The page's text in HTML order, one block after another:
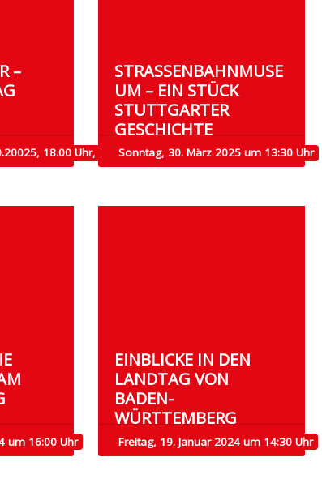
–
18.00 Uhr,
STRASSENBAHNMUSEU
M – EIN STÜCK S
TUTTGARTER G
ESCHICHTE
Sonntag, 30. März 2025 um 13:30 Uhr
um 16:00 Uhr
EINBLICKE IN DEN
LANDTAG VON
BADEN-
WÜRTTEMBERG
Freitag, 19. Januar 2024 um 14:30 Uhr